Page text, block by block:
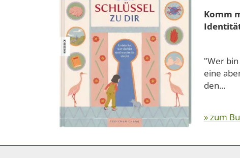
Komm
"Wer
eine
den...
» zum